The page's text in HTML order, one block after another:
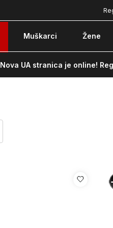
Pozovite nas na: 051/490-130
Muškarci Žene
Nova UA stranica je online!